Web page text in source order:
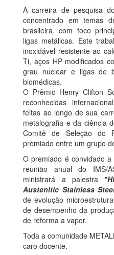
A carreira de pesquisa
concentrado em temas
brasileira, com foco
ligas metálicas. Este
inoxidável resistente ao
Ti, aços HP modificados
grau nuclear e ligas de
biomédicas.
O Prêmio Henry Clifton
reconhecidas
feitas ao longo de sua
metalografia e da ciência
Comitê de Seleção do
premiado entre um grupo
O premiado é convidado
reunião anual do IMS/
ministrará a palestra "
Austenitic Stainless
de evolução
de desempenho da
de reforma a vapor.
Toda a comunidade
caro docente.